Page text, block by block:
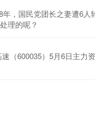
，国民党团长之妻遭6人
理的呢？
（600035）5月6日主力